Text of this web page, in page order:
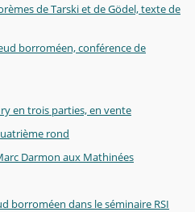
de Tarski et de Gödel, texte de
borroméen, conférence de
en trois parties, en vente
rond
Darmon aux Mathinées
borroméen dans le séminaire RSI